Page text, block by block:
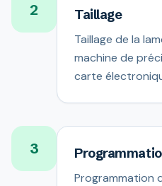
2 Taillage
Taillage de la
machine de
carte
3
Programmation